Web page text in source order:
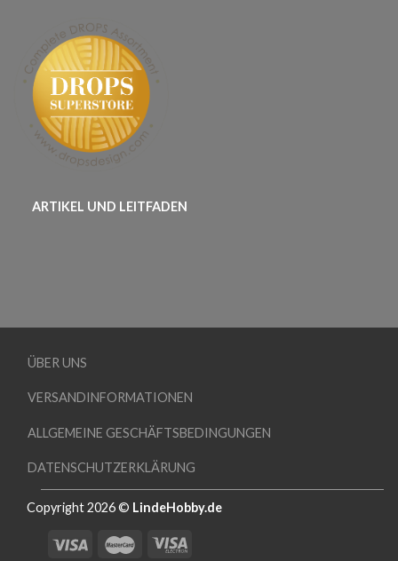
ARTIKEL UND LEITFADEN
ÜBER UNS
VERSANDINFORMATIONEN
ALLGEMEINE GESCHÄFTSBEDINGUNGEN
DATENSCHUTZERKLÄRUNG
Copyright 2026 © LindeHobby.de